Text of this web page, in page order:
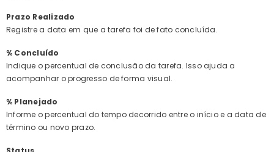
Prazo Realizado
Registre a data em que a tarefa foi de fato concluída.
% Concluído
Indique o percentual de conclusão da tarefa. Isso ajuda a
acompanhar o progresso de forma visual.
% Planejado
Informe o percentual do tempo decorrido entre o início e a data de
término ou novo prazo.